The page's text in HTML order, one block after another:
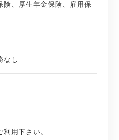
、厚生年金保険、雇用保
なし
利用下さい。